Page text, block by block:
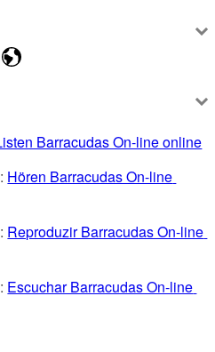
Barracudas On-line online
Hören Barracudas On-line
Reproduzir Barracudas On-line
Escuchar Barracudas On-line